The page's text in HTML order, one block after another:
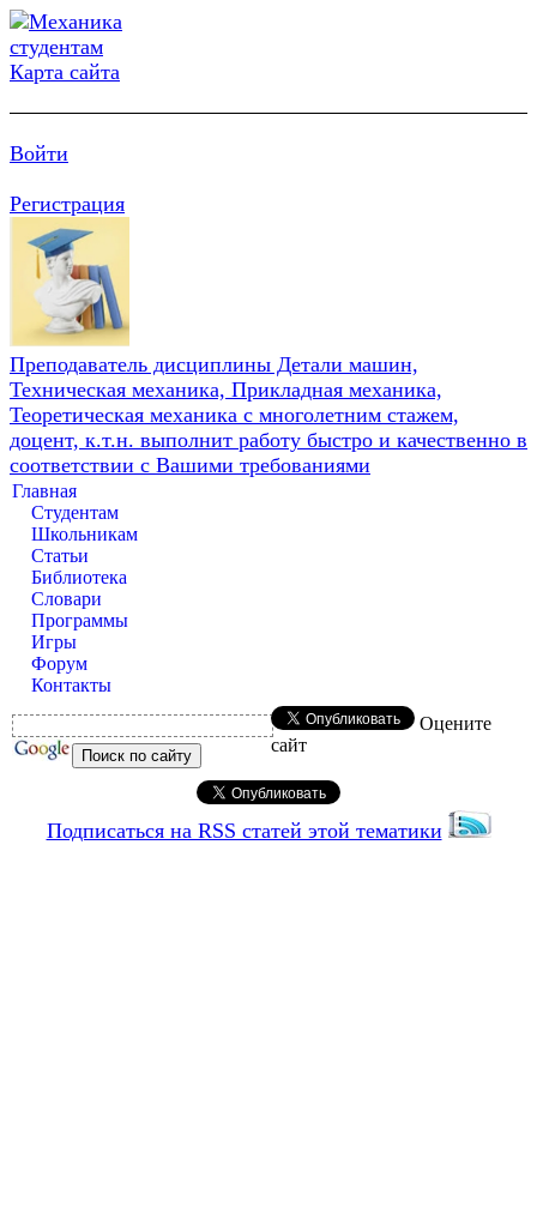
Карта сайта
Войти
Регистрация
Преподаватель дисциплины Детали машин,
Техническая механика, Прикладная механика,
Теоретическая механика с многолетним стажем,
доцент, к.т.н. выполнит работу быстро и качественно в
соответствии с Вашими требованиями
Главная
Студентам
Школьникам
Статьи
Библиотека
Словари
Программы
Игры
Форум
Контакты
Оцените
сайт
Подписаться на RSS статей этой тематики